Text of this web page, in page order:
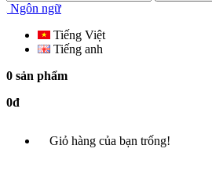
Ngôn ngữ
Tiếng Việt
Tiếng anh
0 sản phẩm
0đ
Giỏ hàng của bạn trống!